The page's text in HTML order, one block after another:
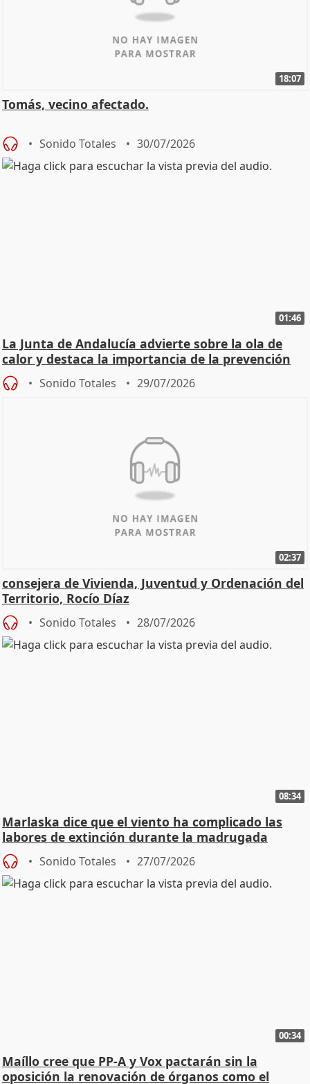
18:07
Tomás, vecino afectado.
Sonido Totales 30/07/2026
01:46
La Junta de Andalucía advierte sobre la ola de
calor y destaca la importancia de la prevención
Sonido Totales 29/07/2026
02:37
consejera de Vivienda, Juventud y Ordenación del
Territorio, Rocío Díaz
Sonido Totales 28/07/2026
08:34
Marlaska dice que el viento ha complicado las
labores de extinción durante la madrugada
Sonido Totales 27/07/2026
00:34
Maíllo cree que PP-A y Vox pactarán sin la
oposición la renovación de órganos como el